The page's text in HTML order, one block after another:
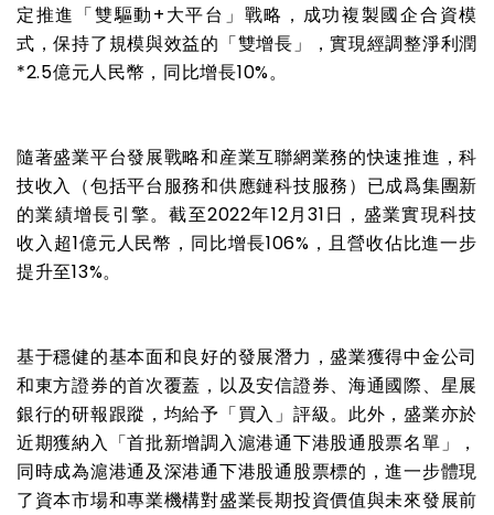
定推進「雙驅動+大平台」戰略，成功複製國企合資模
式，保持了規模與效益的「雙增長」，實現經調整淨利潤
*2.5億元人民幣，同比增長10%。
隨著盛業平台發展戰略和産業互聯網業務的快速推進，科
技收入（包括平台服務和供應鏈科技服務）已成爲集團新
的業績增長引擎。截至2022年12月31日，盛業實現科技
收入超1億元人民幣，同比增長106% ，且營收佔比進一步
提升至13%。
基于穩健的基本面和良好的發展潛力，盛業獲得中金公司
和東方證券的首次覆蓋，以及安信證券、海通國際、星展
銀行的研報跟蹤，均給予「買入」評級。此外，盛業亦於
近期獲納入「首批新增調入滬港通下港股通股票名單」，
同時成為滬港通及深港通下港股通股票標的，進一步體現
了資本市場和專業機構對盛業長期投資價值與未來發展前